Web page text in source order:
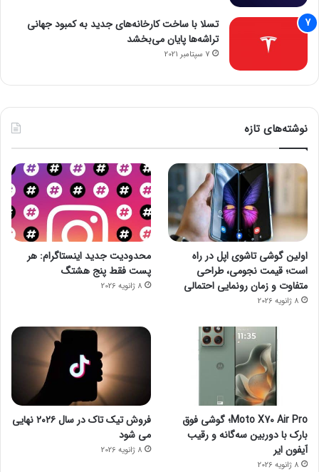
تسلا با ساخت کارخانه‌های جدید به کمبود جهانی
تراشه‌ها پایان می‌بخشد
7 سپتامبر 2021
نوشته‌های تازه
اولین گوشی تاشوی اپل در راه
است؛ قیمت نجومی، طراحی
متفاوت و زمان رونمایی احتمالی
8 ژانویه 2026
محدودیت جدید اینستاگرام: هر
پست فقط پنج هشتگ
8 ژانویه 2026
Moto X70 Air Pro؛ گوشی فوق
بارک با دوربین سه‌گانه و رقیب
آیفون ایر
8 ژانویه 2026
فروش تیک تاک در سال ۲۰۲۶ نهایی
می شود
8 ژانویه 2026